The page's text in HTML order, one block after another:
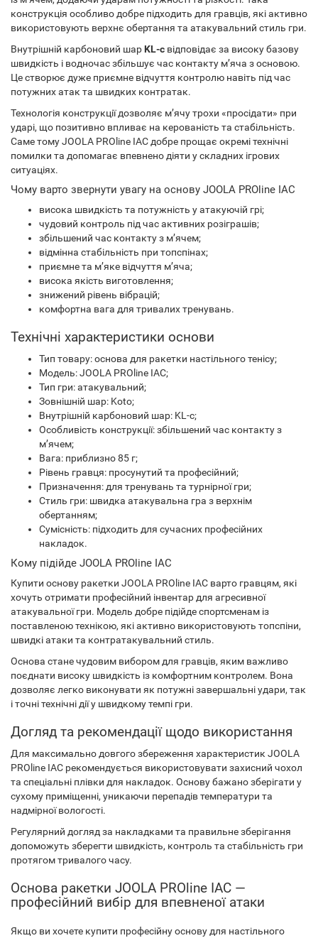
конструкція особливо добре підходить для гравців, які активно
використовують верхнє обертання та атакувальний стиль гри.
Внутрішній карбоновий шар KL-c відповідає за високу базову
швидкість і водночас збільшує час контакту м’яча з основою.
Це створює дуже приємне відчуття контролю навіть під час
потужних атак та швидких контратак.
Технологія конструкції дозволяє м’ячу трохи «просідати» при
ударі, що позитивно впливає на керованість та стабільність.
Саме тому JOOLA PROline IAC добре прощає окремі технічні
помилки та допомагає впевнено діяти у складних ігрових
ситуаціях.
Чому варто звернути увагу на основу JOOLA PROline IAC
висока швидкість та потужність у атакуючій грі;
чудовий контроль під час активних розіграшів;
збільшений час контакту з м’ячем;
відмінна стабільність при топспінах;
приємне та м’яке відчуття м’яча;
висока якість виготовлення;
знижений рівень вібрацій;
комфортна вага для тривалих тренувань.
Технічні характеристики основи
Тип товару: основа для ракетки настільного тенісу;
Модель: JOOLA PROline IAC;
Тип гри: атакувальний;
Зовнішній шар: Koto;
Внутрішній карбоновий шар: KL-c;
Особливість конструкції: збільшений час контакту з
м’ячем;
Вага: приблизно 85 г;
Рівень гравця: просунутий та професійний;
Призначення: для тренувань та турнірної гри;
Стиль гри: швидка атакувальна гра з верхнім
обертанням;
Сумісність: підходить для сучасних професійних
накладок.
Кому підійде JOOLA PROline IAC
Купити основу ракетки JOOLA PROline IAC варто гравцям, які
хочуть отримати професійний інвентар для агресивної
атакувальної гри. Модель добре підійде спортсменам із
поставленою технікою, які активно використовують топспіни,
швидкі атаки та контратакувальний стиль.
Основа стане чудовим вибором для гравців, яким важливо
поєднати високу швидкість із комфортним контролем. Вона
дозволяє легко виконувати як потужні завершальні удари, так
і точні технічні дії у швидкому темпі гри.
Догляд та рекомендації щодо використання
Для максимально довгого збереження характеристик JOOLA
PROline IAC рекомендується використовувати захисний чохол
та спеціальні плівки для накладок. Основу бажано зберігати у
сухому приміщенні, уникаючи перепадів температури та
надмірної вологості.
Регулярний догляд за накладками та правильне зберігання
допоможуть зберегти швидкість, контроль та стабільність гри
протягом тривалого часу.
Основа ракетки JOOLA PROline IAC —
професійний вибір для впевненої атаки
Якщо ви хочете купити професійну основу для настільного